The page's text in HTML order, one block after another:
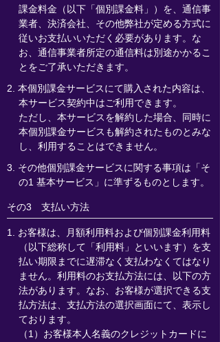
課金料金（以下「個別課金料」）を、通信事
業者、決済会社、その他弊社が定める方式に
従いお支払いいただく必要があります。な
お、通信事業者所定の通信料は別途かかるこ
とをご了承いただきます。
2. 本個別課金サービスにて購入された内容は、
本サービス契約中はご利用できます。
ただし、本サービスを解約した場合、同時に
本個別課金サービスも解約されたものとみな
し、利用することはできません。
3. その他個別課金サービスに関する事項は「そ
の1 基本サービス」に準ずるものとします。
その3 支払い方法
1. お客様は、月額利用料および個別課金利用料
（以下総称して「利用料」といいます）を支
払い期限までに遅滞なく支払わなくてはなり
ません。利用料のお支払方法には、以下の方
法があります。なお、お客様が選択できる支
払方法は、支払方法の選択画面にて、表示し
ております。
（1）お客様本人名義のクレジットカードに